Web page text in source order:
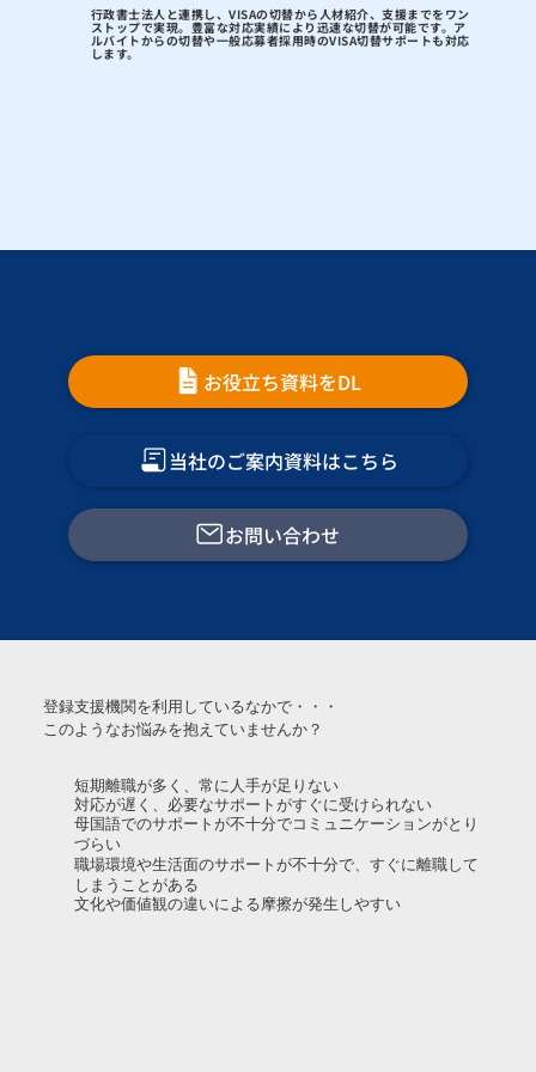
行政書士法人と連携し、VISAの切替から人材紹介、支援までをワン
ストップで実現。 豊富な対応実績により迅速な切替が可能です。ア
ルバイトからの切替や一般応募者採用時のVISA切替サポートも対応
します。
お役立ち資料をDL
当社のご案内資料はこちら
お問い合わせ
登録支援機関を利用しているなかで・・・
このようなお悩みを抱えていませんか？
短期離職が多く、常に人手が足りない
対応が遅く、必要なサポートがすぐに受けられない
母国語でのサポートが不十分でコミュニケーションがとり
づらい
職場環境や生活面のサポートが不十分で、すぐに離職して
しまうことがある
文化や価値観の違いによる摩擦が発生しやすい